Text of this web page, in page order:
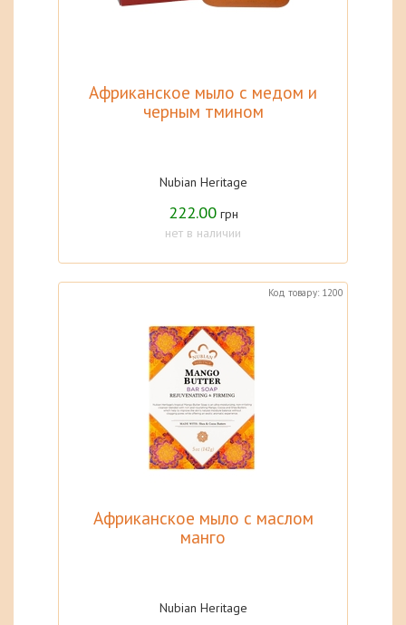
Африканское мыло с медом и
черным тмином
Nubian Heritage
222.00 грн
нет в наличии
Код товару: 1200
Африканское мыло с маслом
манго
Nubian Heritage